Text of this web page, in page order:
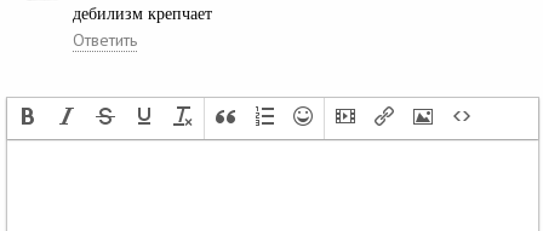
дебилизм крепчает
Ответить